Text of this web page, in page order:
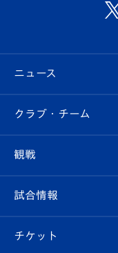
ニュース
すべて
クラブ
試合情報
クラブ・チーム
クラブ概要
観戦
観戦ルール
試合情報
試合日程/結果
チケット